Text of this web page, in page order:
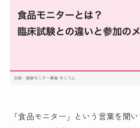
「食品モニター」という言葉を聞